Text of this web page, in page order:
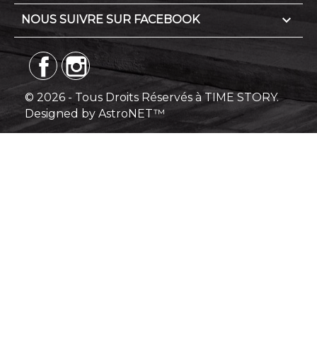
NOUS SUIVRE SUR FACEBOOK 
© 2026 - Tous Droits Réservés à TIME STORY.
Designed by AstroNET™